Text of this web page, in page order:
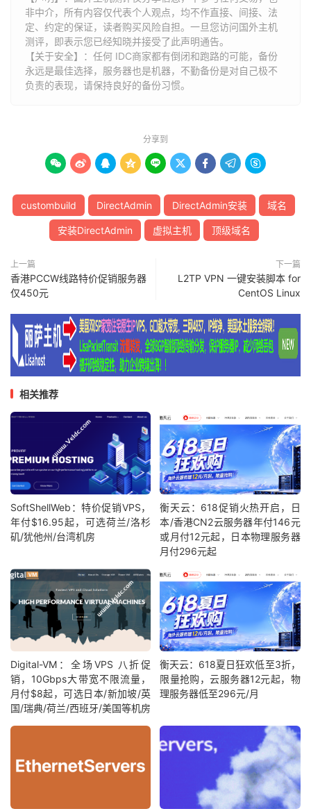
非中介，所有内容仅代表个人观点，均不作直接、间接、法
定、约定的保证，读者购买风险自担。一旦您访问国外主机
测评，即表示您已经知晓并接受了此声明通告。
【关于安全】：任何 IDC商家都有倒闭和跑路的可能，备份
永远是最佳选择，服务器也是机器，不勤备份是对自己极不
负责的表现，请保持良好的备份习惯。
分享到
        
custombuild DirectAdmin DirectAdmin安装 域名
安装DirectAdmin 虚拟主机 顶级域名
上一篇
香港PCCW线路特价促销服务器
仅450元
下一篇
L2TP VPN 一键安装脚本 for
CentOS Linux
相关推荐
SoftShellWeb：特价促销VPS，
年付$16.95起，可选荷兰/洛杉
矶/犹他州/台湾机房
衡天云：618促销火热开启，日
本/香港CN2云服务器年付146元
或月付12元起，日本物理服务器
月付296元起
Digital-VM：全场VPS 八折促
销，10Gbps大带宽不限流量，
月付$8起，可选日本/新加坡/英
国/瑞典/荷兰/西班牙/美国等机房
衡天云：618夏日狂欢低至3折，
限量抢购，云服务器12元起，物
理服务器低至296元/月